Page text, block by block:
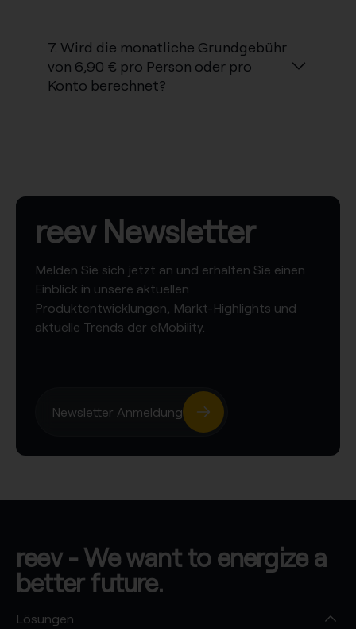
7. Wird die monatliche Grundgebühr
von 6,90 € pro Person oder pro
Konto berechnet?
reev Newsletter
Melden Sie sich jetzt an und erhalten Sie einen
Einblick in unsere aktuellen
Produktentwicklungen, Markt-Highlights und
aktuelle Trends der eMobility.
Newsletter Anmeldung
reev - We want to energize a
better future.
Lösungen